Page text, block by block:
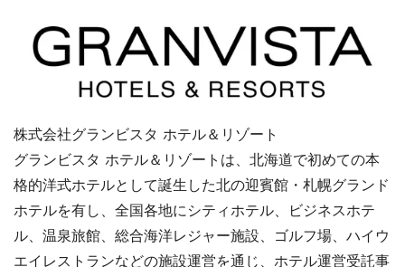
株式会社グランビスタ ホテル＆リゾート
グランビスタ ホテル＆リゾートは、北海道で初めての本
格的洋式ホテルとして誕生した北の迎賓館・札幌グランド
ホテルを有し、全国各地にシティホテル、ビジネスホテ
ル、温泉旅館、総合海洋レジャー施設、ゴルフ場、ハイウ
エイレストランなどの施設運営を通じ、ホテル運営受託事